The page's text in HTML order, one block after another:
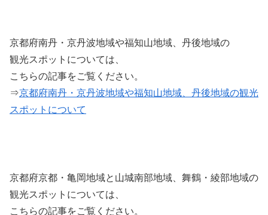
京都府南丹・京丹波地域や福知山地域、丹後地域の
観光スポットについては、
こちらの記事をご覧ください。
⇒京都府南丹・京丹波地域や福知山地域、丹後地域の観光
スポットについて
京都府京都・亀岡地域と山城南部地域、舞鶴・綾部地域の
観光スポットについては、
こちらの記事をご覧ください。